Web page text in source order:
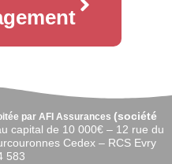
par AFI Assurances (société
capital de 10 000€ – 12 rue du
Cedex – RCS Evry
583